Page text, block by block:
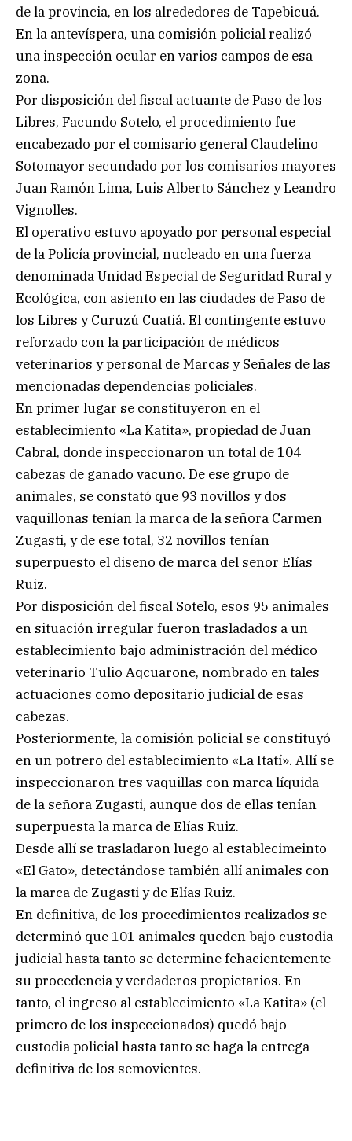
de la provincia, en los alrededores de Tapebicuá.
En la antevíspera, una comisión policial realizó
una inspección ocular en varios campos de esa
zona.
Por disposición del fiscal actuante de Paso de los
Libres, Facundo Sotelo, el procedimiento fue
encabezado por el comisario general Claudelino
Sotomayor secundado por los comisarios mayores
Juan Ramón Lima, Luis Alberto Sánchez y Leandro
Vignolles.
El operativo estuvo apoyado por personal especial
de la Policía provincial, nucleado en una fuerza
denominada Unidad Especial de Seguridad Rural y
Ecológica, con asiento en las ciudades de Paso de
los Libres y Curuzú Cuatiá. El contingente estuvo
reforzado con la participación de médicos
veterinarios y personal de Marcas y Señales de las
mencionadas dependencias policiales.
En primer lugar se constituyeron en el
establecimiento «La Katita», propiedad de Juan
Cabral, donde inspeccionaron un total de 104
cabezas de ganado vacuno. De ese grupo de
animales, se constató que 93 novillos y dos
vaquillonas tenían la marca de la señora Carmen
Zugasti, y de ese total, 32 novillos tenían
superpuesto el diseño de marca del señor Elías
Ruiz.
Por disposición del fiscal Sotelo, esos 95 animales
en situación irregular fueron trasladados a un
establecimiento bajo administración del médico
veterinario Tulio Aqcuarone, nombrado en tales
actuaciones como depositario judicial de esas
cabezas.
Posteriormente, la comisión policial se constituyó
en un potrero del establecimiento «La Itatí». Allí se
inspeccionaron tres vaquillas con marca líquida
de la señora Zugasti, aunque dos de ellas tenían
superpuesta la marca de Elías Ruiz.
Desde allí se trasladaron luego al establecimeinto
«El Gato», detectándose también allí animales con
la marca de Zugasti y de Elías Ruiz.
En definitiva, de los procedimientos realizados se
determinó que 101 animales queden bajo custodia
judicial hasta tanto se determine fehacientemente
su procedencia y verdaderos propietarios. En
tanto, el ingreso al establecimiento «La Katita» (el
primero de los inspeccionados) quedó bajo
custodia policial hasta tanto se haga la entrega
definitiva de los semovientes.